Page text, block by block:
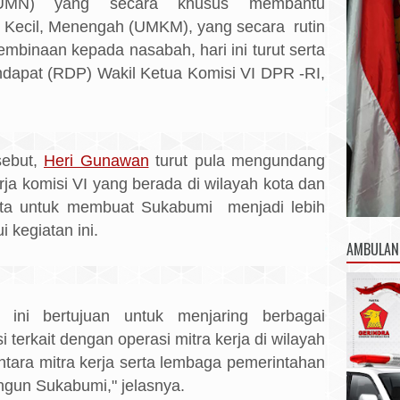
yang secara khusus membantu
Menengah (UMKM), yang secara rutin
kepada nasabah, hari ini turut serta
(RDP) Wakil Ketua Komisi VI DPR -RI,
Heri Gunawan turut pula mengundang
komisi VI yang berada di wilayah kota dan
untuk membuat Sukabumi menjadi lebih
kegiatan ini.
ini bertujuan untuk menjaring berbagai
terkait dengan operasi mitra kerja di wilayah
mitra kerja serta lembaga pemerintahan
Sukabumi," jelasnya.